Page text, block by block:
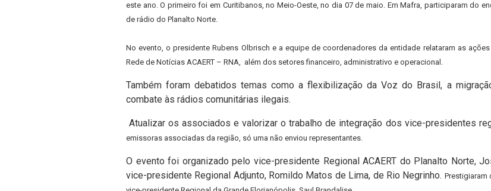
este ano. O primeiro foi em Curitibanos, no Meio-Oeste, no dia 07 de maio. Em Mafra, participaram do
de rádio do Planalto Norte.
No evento, o presidente Rubens Olbrisch e a equipe de coordenadores da entidade relataram as
Rede de Notícias ACAERT – RNA, além dos setores financeiro, administrativo e operacional.
Também foram debatidos temas como a flexibilização da Voz do Brasil, a
combate às rádios comunitárias ilegais.
Atualizar os associados e valorizar o trabalho de integração dos vice-presidentes
emissoras associadas da região, só uma não enviou representantes.
O evento foi organizado pelo vice-presidente Regional ACAERT do Planalto Norte,
vice-presidente Regional Adjunto, Romildo Matos de Lima, de Rio Negrinho. Prestigiaram